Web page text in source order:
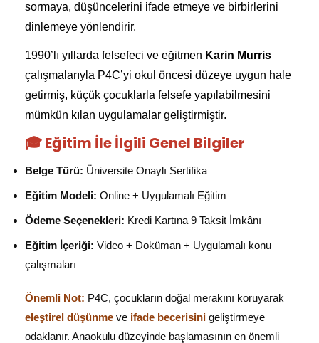
sormaya, düşüncelerini ifade etmeye ve birbirlerini
dinlemeye yönlendirir.
1990’lı yıllarda felsefeci ve eğitmen Karin Murris
çalışmalarıyla P4C’yi okul öncesi düzeye uygun hale
getirmiş, küçük çocuklarla felsefe yapılabilmesini
mümkün kılan uygulamalar geliştirmiştir.
🎓 Eğitim İle İlgili Genel Bilgiler
Belge Türü: Üniversite Onaylı Sertifika
Eğitim Modeli: Online + Uygulamalı Eğitim
Ödeme Seçenekleri: Kredi Kartına 9 Taksit İmkânı
Eğitim İçeriği: Video + Doküman + Uygulamalı konu
çalışmaları
Önemli Not: P4C, çocukların doğal merakını koruyarak
eleştirel düşünme ve ifade becerisini geliştirmeye
odaklanır. Anaokulu düzeyinde başlamasının en önemli